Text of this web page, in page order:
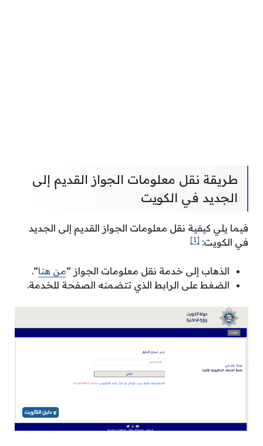
طريقة نقل معلومات الجواز القديم إلى
الجديد في الكويت
فيما يلي كيفية نقل معلومات الجواز القديم إلى الجديد
في الكويت: [1]
الذهاب إلى خدمة نقل معلومات الجواز “من هنا“.
الضغط على الرابط الذي تتضمنه الصفحة للخدمة.